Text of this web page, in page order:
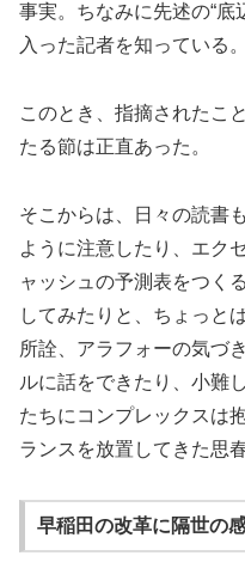
事実。ちなみに先述の“底
入った記者を知っている。
このとき、指摘されたこ
たる節は正直あった。
そこからは、日々の読書
ように注意したり、エク
ャッシュの予測表をつく
してみたりと、ちょっと
所詮、アラフォーの気づ
ルに話をできたり、小難
たちにコンプレックスは
ランスを放置してきた思
早稲田の改革に隔世の